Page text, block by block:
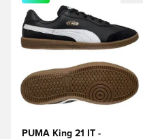
PUMA King 21 IT -